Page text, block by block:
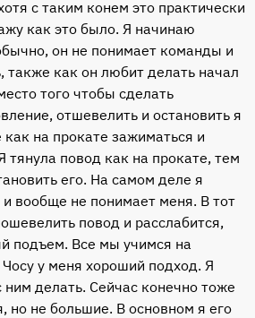
а
с таким конем это практически
как это было. Я начинаю
он не понимает команды и
также как он любит делать начал
того чтобы сделать
отшевелить и остановить я
на прокате зажиматься и
тянула повод как на прокате, тем
его. На самом деле я
и вообще не понимает меня. В тот
повод и расслабится,
подъем. Все мы учимся на
у меня хороший подход. Я
делать. Сейчас конечно тоже
но не большие. В основном я его